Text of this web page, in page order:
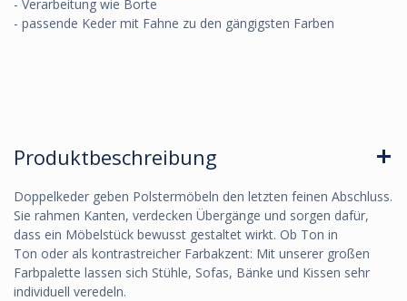
- Verarbeitung wie Borte
- passende Keder mit Fahne zu den gängigsten Farben
Produktbeschreibung
Doppelkeder geben Polstermöbeln den letzten feinen Abschluss.
Sie rahmen Kanten, verdecken Übergänge und sorgen dafür,
dass ein Möbelstück bewusst gestaltet wirkt. Ob Ton in
Ton oder als kontrastreicher Farbakzent: Mit unserer großen
Farbpalette lassen sich Stühle, Sofas, Bänke und Kissen sehr
individuell veredeln.